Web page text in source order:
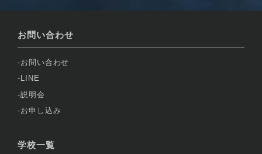
お問い合わせ
お問い合わせ
LINE
説明会
お申し込み
学校一覧